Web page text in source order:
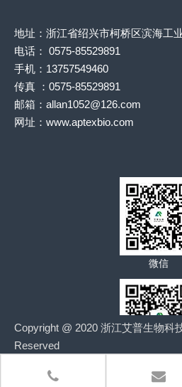
地址：浙江省绍兴市柯桥区滨海工
电话： 0575-85529891
手机：13757549460
传真 ：0575-85529891
邮箱： allan1052@126.com
网址：www.aptexbio.com
微信
Copyright @ 2020 浙江艾普生物科
Reserved